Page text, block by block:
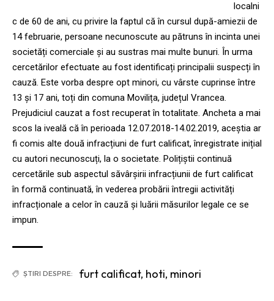
localni
c de 60 de ani, cu privire la faptul că în cursul după-amiezii de
14 februarie, persoane necunoscute au pătruns în incinta unei
societăți comerciale și au sustras mai multe bunuri. În urma
cercetărilor efectuate au fost identificați principalii suspecți în
cauză. Este vorba despre opt minori, cu vârste cuprinse între
13 și 17 ani, toți din comuna Movilița, județul Vrancea.
Prejudiciul cauzat a fost recuperat în totalitate. Ancheta a mai
scos la iveală că în perioada 12.07.2018-14.02.2019, aceștia ar
fi comis alte două infracțiuni de furt calificat, înregistrate inițial
cu autori necunoscuți, la o societate. Polițiștii continuă
cercetările sub aspectul săvârșirii infracțiunii de furt calificat
în formă continuată, în vederea probării întregii activități
infracționale a celor în cauză și luării măsurilor legale ce se
impun.
ȘTIRI DESPRE: furt calificat, hoti, minori